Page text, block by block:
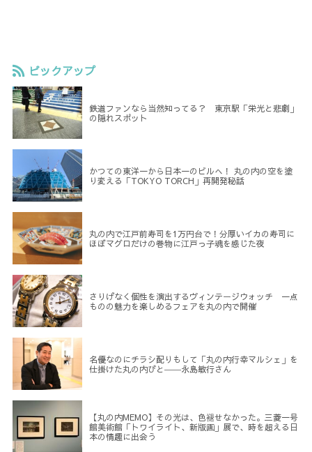
ピックアップ
鉄道ファンなら当然知ってる？ 東京駅「栄光と悲劇」
の隠れスポット
かつての東洋一から日本一のビルへ！ 丸の内の空を塗
り変える「TOKYO TORCH」再開発秘話
丸の内で江戸前寿司を1万円台で！分厚いイカの寿司に
ほぼマグロだけの巻物に江戸っ子魂を感じた夜
さりげなく個性を演出するヴィンテージウォッチ 一点
ものの魅力を楽しめるフェアを丸の内で開催
名優なのにチラシ配りもして「丸の内行幸マルシェ」を
仕掛けた丸の内びと――永島敏行さん
【丸の内MEMO】その光は、色褪せなかった。三菱一号
館美術館「トワイライト、新版画」展で、時を超える日
本の情趣に出会う